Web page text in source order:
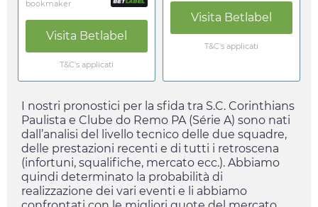
bookmaker
Visita Betlabel
T&C's applicati
Visita Betlabel
T&C's applicati
I nostri pronostici per la sfida tra S.C. Corinthians
Paulista e Clube do Remo PA (Série A) sono nati
dall’analisi del livello tecnico delle due squadre,
delle prestazioni recenti e di tutti i retroscena
(infortuni, squalifiche, mercato ecc.). Abbiamo
quindi determinato la probabilità di
realizzazione dei vari eventi e li abbiamo